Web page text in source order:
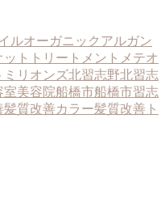
ルオーガニックアルガン
トトリートメント メテオ
ミリオンズ北習志野北習志
室美容院船橋市船橋市習志
髪質改善カラー髪質改善ト